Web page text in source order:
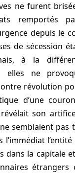
ne furent
remportés
depuis le
de sécession
à la
elles ne
révolution
d’une
révélait son
semblaient
dans la capitale
étrangers